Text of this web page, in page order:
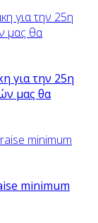
για την 25η
μας θα
minimum